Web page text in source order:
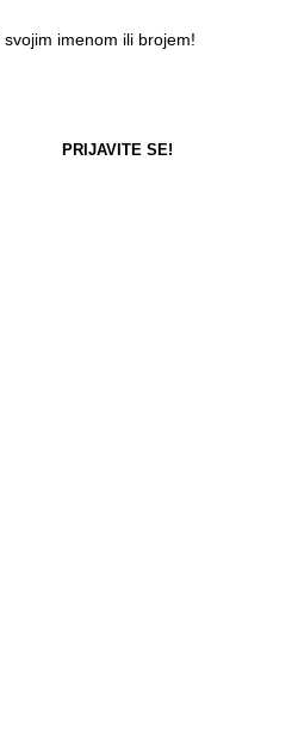
svojim imenom ili brojem!